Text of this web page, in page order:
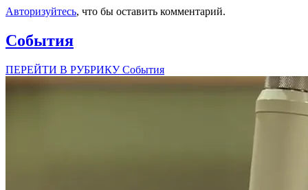
Авторизуйтесь, что бы оставить комментарий.
События
ПЕРЕЙТИ В РУБРИКУ События